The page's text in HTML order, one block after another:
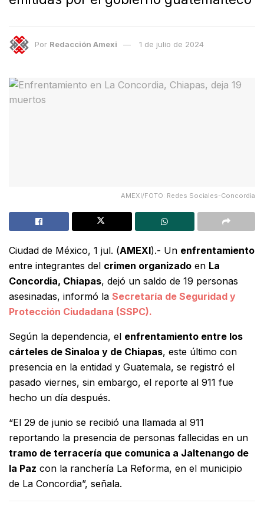
Por Redacción Amexi 1 de julio de 2024
AMEXI/FOTO: Redes Sociales-Concordia
Ciudad de México, 1 jul. (AMEXI).- Un enfrentamiento
entre integrantes del crimen organizado en La
Concordia, Chiapas, dejó un saldo de 19 personas
asesinadas, informó la Secretaría de Seguridad y
Protección Ciudadana (SSPC).
Según la dependencia, el enfrentamiento entre los
cárteles de Sinaloa y de Chiapas, este último con
presencia en la entidad y Guatemala, se registró el
pasado viernes, sin embargo, el reporte al 911 fue
hecho un día después.
“El 29 de junio se recibió una llamada al 911
reportando la presencia de personas fallecidas en un
tramo de terracería que comunica a Jaltenango de
la Paz con la ranchería La Reforma, en el municipio
de La Concordia”, señala.